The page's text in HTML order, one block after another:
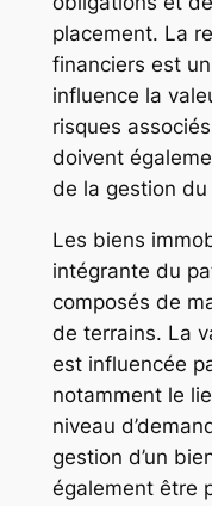
placement. La
financiers est
influence la
risques
doivent
de la gestion
Les biens
intégrante du
composés de
de terrains. La
est influencée
notamment le
niveau
gestion d’un
également être